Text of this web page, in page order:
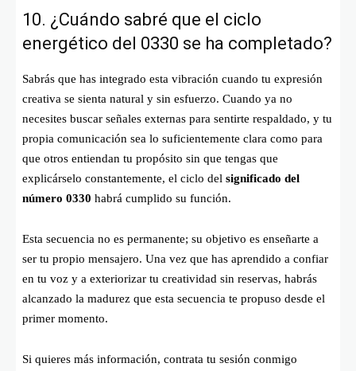
10. ¿Cuándo sabré que el ciclo
energético del 0330 se ha completado?
Sabrás que has integrado esta vibración cuando tu expresión
creativa se sienta natural y sin esfuerzo. Cuando ya no
necesites buscar señales externas para sentirte respaldado, y tu
propia comunicación sea lo suficientemente clara como para
que otros entiendan tu propósito sin que tengas que
explicárselo constantemente, el ciclo del significado del
número 0330 habrá cumplido su función.
Esta secuencia no es permanente; su objetivo es enseñarte a
ser tu propio mensajero. Una vez que has aprendido a confiar
en tu voz y a exteriorizar tu creatividad sin reservas, habrás
alcanzado la madurez que esta secuencia te propuso desde el
primer momento.
Si quieres más información, contrata tu sesión conmigo